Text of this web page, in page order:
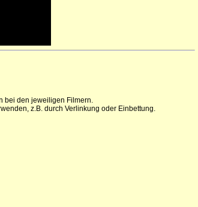
bei den jeweiligen Filmern.
z.B. durch Verlinkung oder Einbettung.